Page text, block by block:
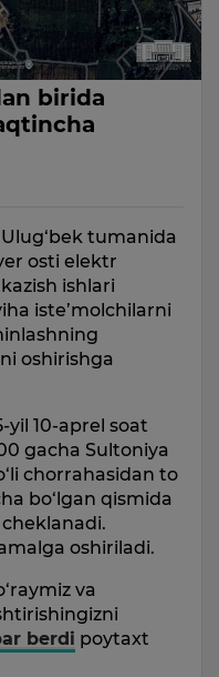
birida
tumanida
osti elektr
ishlari
iste’molchilarni
oshirishga
yil 10-aprel soat
gacha Sultoniya
chorrahasidan to
bo‘lgan qismida
oshiriladi.
va
berdi poytaxt